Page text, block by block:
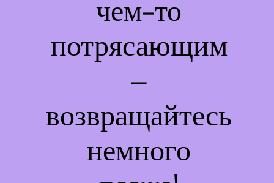
чем-то
потрясающим
–
возвращайтесь
немного